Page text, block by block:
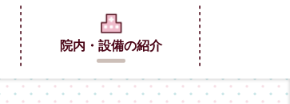
院内・設備の紹介